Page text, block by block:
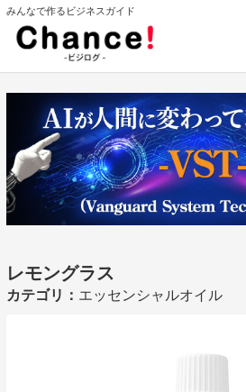
みんなで作るビジネスガイド
レモングラス
カテゴリ： エッセンシャルオイル